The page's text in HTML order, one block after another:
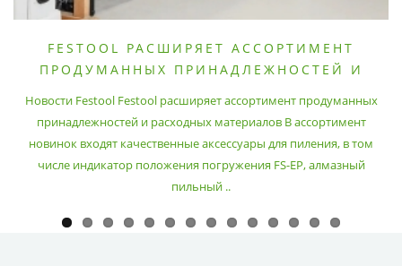
FESTOOL РАСШИРЯЕТ АССОРТИМЕНТ
ПРОДУМАННЫХ ПРИНАДЛЕЖНОСТЕЙ И
Новости Festool Festool расширяет ассортимент продуманных
принадлежностей и расходных материалов В ассортимент
новинок входят качественные аксессуары для пиления, в том
числе индикатор положения погружения FS-EP, алмазный
пильный ..